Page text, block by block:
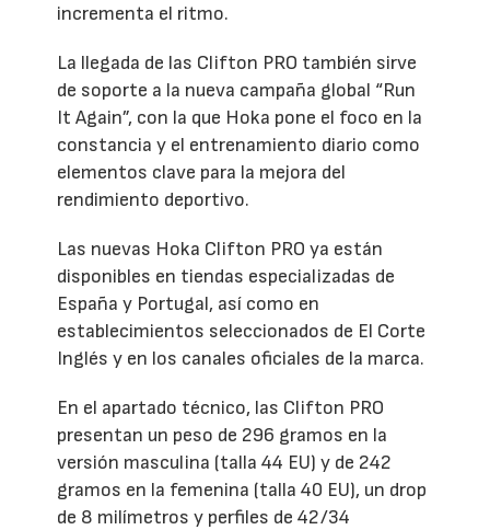
incrementa el ritmo.
La llegada de las Clifton PRO también sirve
de soporte a la nueva campaña global “Run
It Again”, con la que Hoka pone el foco en la
constancia y el entrenamiento diario como
elementos clave para la mejora del
rendimiento deportivo.
Las nuevas Hoka Clifton PRO ya están
disponibles en tiendas especializadas de
España y Portugal, así como en
establecimientos seleccionados de El Corte
Inglés y en los canales oficiales de la marca.
En el apartado técnico, las Clifton PRO
presentan un peso de 296 gramos en la
versión masculina (talla 44 EU) y de 242
gramos en la femenina (talla 40 EU), un drop
de 8 milímetros y perfiles de 42/34